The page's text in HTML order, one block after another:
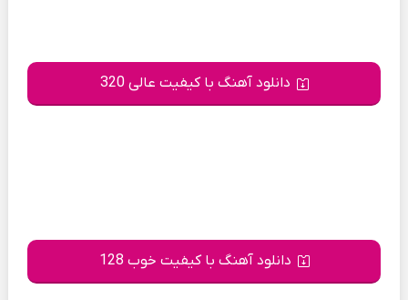
دانلود آهنگ با کیفیت عالی 320
دانلود آهنگ با کیفیت خوب 128